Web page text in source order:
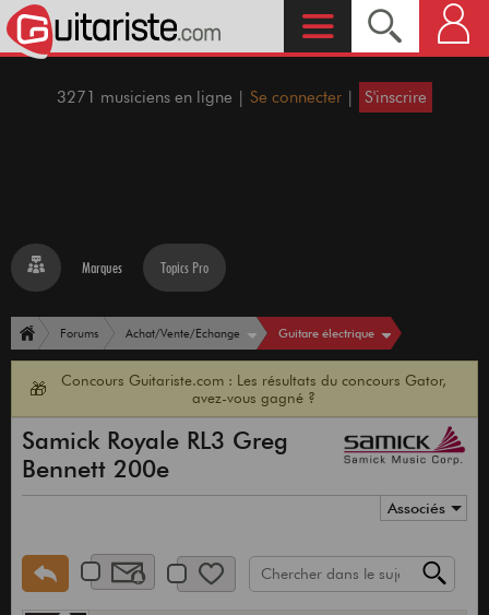
3271 musiciens en ligne | Se connecter | S'inscrire
Marques Topics Pro
Forums Achat/Vente/Echange Guitare électrique
🎁
Concours Guitariste.com : Les résultats du concours Gator,
avez-vous gagné ?
Samick Royale RL3 Greg
Bennett 200e
Associés